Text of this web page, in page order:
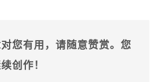
您有用，请随意赞赏。您
创作！